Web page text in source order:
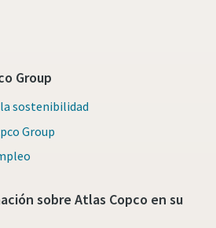
Group
sostenibilidad
Group
sobre Atlas Copco en su